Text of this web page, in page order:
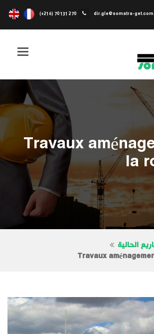
dir.gle@somatra-
(+216) 70 131 270
Travaux
la
الحالية
Travaux